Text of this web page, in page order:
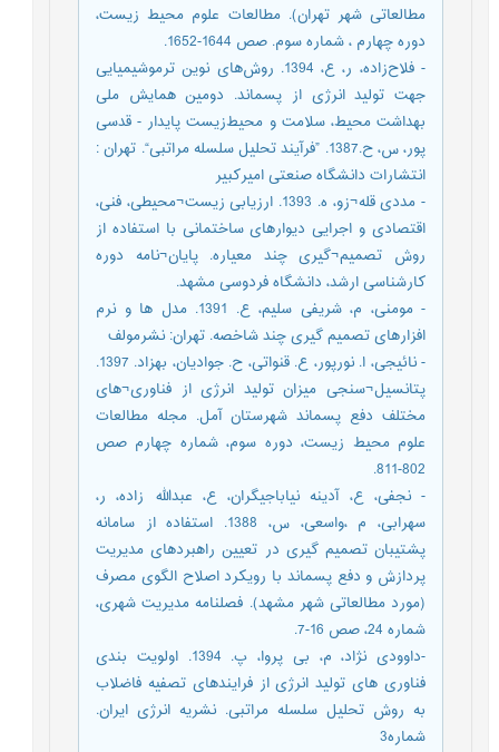
مطالعاتی شهر تهران). مطالعات علوم محیط زیست،
دوره چهارم ، شماره سوم. صص 1644-1652.
- فلاح‌زاده، ر، ع، 1394. روش‌های نوین ترموشیمیایی
جهت تولید انرژی از پسماند. دومین همایش ملی
بهداشت محیط، سلامت و محیط‌زیست پایدار - قدسی
پور، س، ح.1387. ”فرآیند تحلیل سلسله مراتبی“. تهران :
انتشارات دانشگاه صنعتی امیرکبیر
- مددی قله¬زو، ه. 1393. ارزیابی زیست¬محیطی، فنی،
اقتصادی و اجرایی دیوارهای ساختمانی با استفاده از
روش تصمیم¬گیری چند معیاره. پایان¬نامه دوره
کارشناسی ارشد، دانشگاه فردوسی مشهد.
- مومنی، م، شریفی سلیم، ع. 1391. مدل ها و نرم
افزارهای تصمیم گیری چند شاخصه. تهران: نشرمولف
- نائیجی، ا. نورپور، ع. قنواتی، ح. جوادیان، بهزاد. 1397.
پتانسیل¬سنجی میزان تولید انرژی از فناوری¬های
مختلف دفع پسماند شهرستان آمل. مجله مطالعات
علوم محیط زیست، دوره سوم، شماره چهارم صص
802-811.
- نجفی، ع، آدینه نیاباجیگران، ع، عبدالله زاده، ر،
سهرابی، م ،واسعی، س، 1388. استفاده از سامانه
پشتیبان تصمیم گیری در تعیین راهبردهای مدیریت
پردازش و دفع پسماند با رویکرد اصلاح الگوی مصرف
(مورد مطالعاتی شهر مشهد). فصلنامه مدیریت شهری،
شماره 24، صص 16-7.
-داوودی نژاد، م، بی پروا، پ. 1394. اولویت بندی
فناوری های تولید انرژی از فرایندهای تصفیه فاضلاب
به روش تحلیل سلسله مراتبی. نشریه انرژی ایران.
شماره3